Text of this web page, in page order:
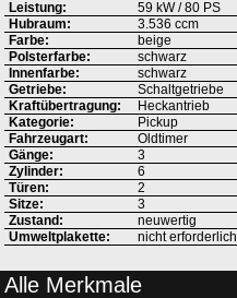
Leistung:
59 kW / 80 PS
Hubraum:
3.536 ccm
Farbe:
beige
Polsterfarbe:
schwarz
Innenfarbe:
schwarz
Getriebe:
Schaltgetriebe
Kraftübertragung:
Heckantrieb
Kategorie:
Pickup
Fahrzeugart:
Oldtimer
Gänge:
3
Zylinder:
6
Türen:
2
Sitze:
3
Zustand:
neuwertig
Umweltplakette:
nicht erforderlich
Alle Merkmale